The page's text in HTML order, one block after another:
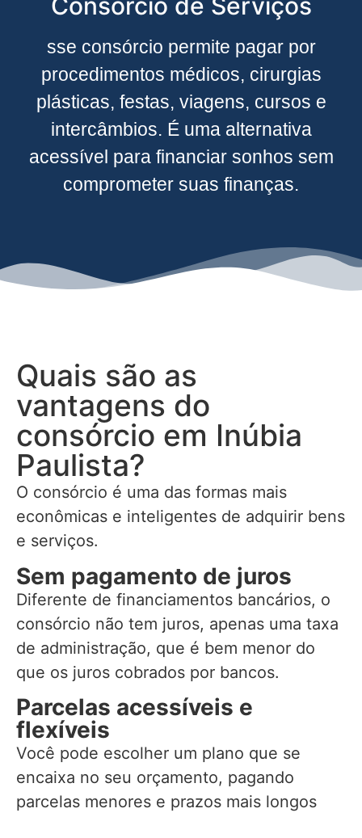
Consórcio de Serviços
sse consórcio permite pagar por
procedimentos médicos, cirurgias
plásticas, festas, viagens, cursos e
intercâmbios. É uma alternativa
acessível para financiar sonhos sem
comprometer suas finanças.
Quais são as
vantagens do
consórcio em Inúbia
Paulista?
O consórcio é uma das formas mais
econômicas e inteligentes de adquirir bens
e serviços.
Sem pagamento de juros
Diferente de financiamentos bancários, o
consórcio não tem juros, apenas uma taxa
de administração, que é bem menor do
que os juros cobrados por bancos.
Parcelas acessíveis e
flexíveis
Você pode escolher um plano que se
encaixa no seu orçamento, pagando
parcelas menores e prazos mais longos